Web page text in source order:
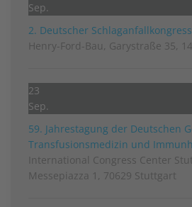
Sep.
2. Deutscher Schlag­anfall­kongress
Henry-Ford-Bau, Garystraße 35,
23
Sep.
59. Jahrestagung der Deutschen
Transfusionsmedizin und
International Congress Center
Messepiazza 1, 70629 Stuttgart